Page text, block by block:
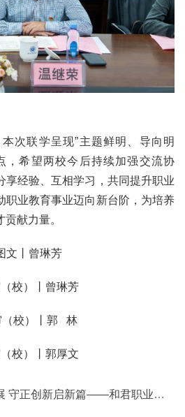
次联学呈现”主题鲜明、导向明
，希望两校今后持续加强交流协
享经验、互相学习，共同提升职业
职业教育事业迈向新台阶，为培养
献力量。
文丨曾琳芳
校）丨曾琳芳
校）丨郭   林
校）丨郭厚文
——和君职业学院首届教代会、工代会第三次会议顺利召开